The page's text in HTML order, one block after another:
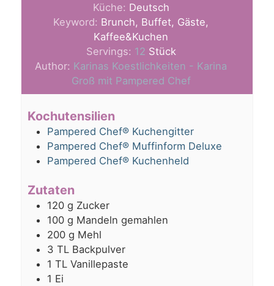
Küche: Deutsch
Keyword: Brunch, Buffet, Gäste,
Kaffee&Kuchen
Servings: 12 Stück
Author: Karinas Koestlichkeiten - Karina
Groß mit Pampered Chef
Kochutensilien
Pampered Chef® Kuchengitter
Pampered Chef® Muffinform Deluxe
Pampered Chef® Kuchenheld
Zutaten
120 g Zucker
100 g Mandeln gemahlen
200 g Mehl
3 TL Backpulver
1 TL Vanillepaste
1 Ei